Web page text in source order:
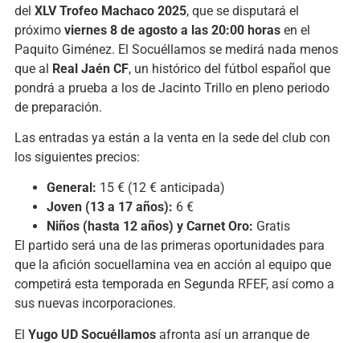
del XLV Trofeo Machaco 2025, que se disputará el
próximo viernes 8 de agosto a las 20:00 horasen el
Paquito Giménez. El Socuéllamos se medirá nada menos
que al Real Jaén CF, un histórico del fútbol español que
pondrá a prueba a los de Jacinto Trillo en pleno periodo
de preparación.
Las entradas ya están a la venta en la sede del club con
los siguientes precios:
General: 15 € (12 € anticipada)
Joven (13 a 17 años): 6 €
Niños (hasta 12 años) y Carnet Oro: Gratis
El partido será una de las primeras oportunidades para
que la afición socuellamina vea en acción al equipo que
competirá esta temporada en Segunda RFEF, así como a
sus nuevas incorporaciones.
El Yugo UD Socuéllamosafronta así un arranque de